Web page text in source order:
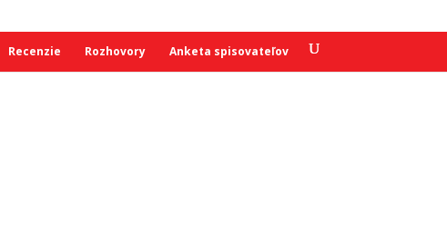
Recenzie Rozhovory Anketa spisovateľov